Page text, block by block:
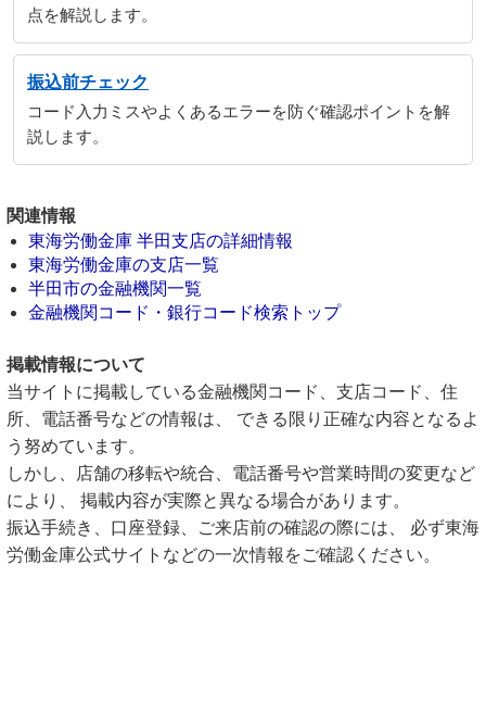
点を解説します。
振込前チェック
コード入力ミスやよくあるエラーを防ぐ確認ポイントを解
説します。
関連情報
東海労働金庫 半田支店の詳細情報
東海労働金庫の支店一覧
半田市の金融機関一覧
金融機関コード・銀行コード検索トップ
掲載情報について
当サイトに掲載している金融機関コード、支店コード、住
所、電話番号などの情報は、 できる限り正確な内容となるよ
う努めています。
しかし、店舗の移転や統合、電話番号や営業時間の変更など
により、 掲載内容が実際と異なる場合があります。
振込手続き、口座登録、ご来店前の確認の際には、 必ず東海
労働金庫公式サイトなどの一次情報をご確認ください。